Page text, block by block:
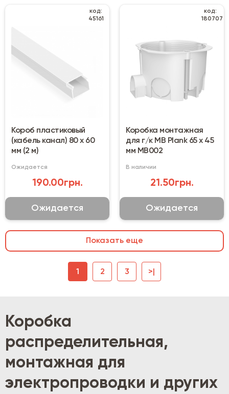
код:
45161
Короб пластиковый
(кабель канал) 80 х 60
мм (2 м)
Ожидается
190.00грн.
Ожидается
код:
180707
Коробка монтажная
для г/к MB Plank 65 х 45
мм MB002
В наличии
21.50грн.
Ожидается
Показать еще
1 2 3 >|
Коробка
распределительная,
монтажная для
электропроводки и других